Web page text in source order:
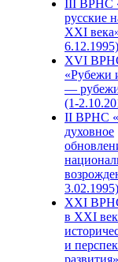
III ВРНС
русские
XXI
6.12.1995)
XVI
«Рубежи
—
(1-
II ВРНС
духовное
3.02.1995)
XХI
в XXI
и
развития»